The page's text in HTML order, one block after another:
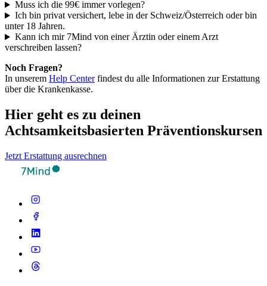
Muss ich die 99€ immer vorlegen?
Ich bin privat versichert, lebe in der Schweiz/Österreich oder bin
unter 18 Jahren.
Kann ich mir 7Mind von einer Ärztin oder einem Arzt
verschreiben lassen?
Noch Fragen?
In unserem Help Centerfindest du alle Informationen zur Erstattung
über die Krankenkasse.
Hier geht es zu deinen
Achtsamkeitsbasierten Präventionskursen
Jetzt Erstattung ausrechnen